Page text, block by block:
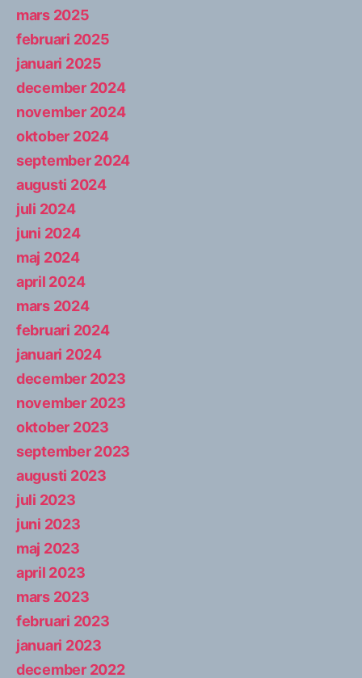
mars 2025
februari 2025
januari 2025
december 2024
november 2024
oktober 2024
september 2024
augusti 2024
juli 2024
juni 2024
maj 2024
april 2024
mars 2024
februari 2024
januari 2024
december 2023
november 2023
oktober 2023
september 2023
augusti 2023
juli 2023
juni 2023
maj 2023
april 2023
mars 2023
februari 2023
januari 2023
december 2022